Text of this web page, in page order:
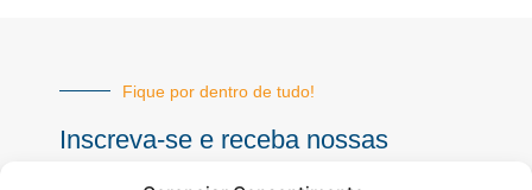
Fique por dentro de tudo!
Inscreva-se e receba nossas